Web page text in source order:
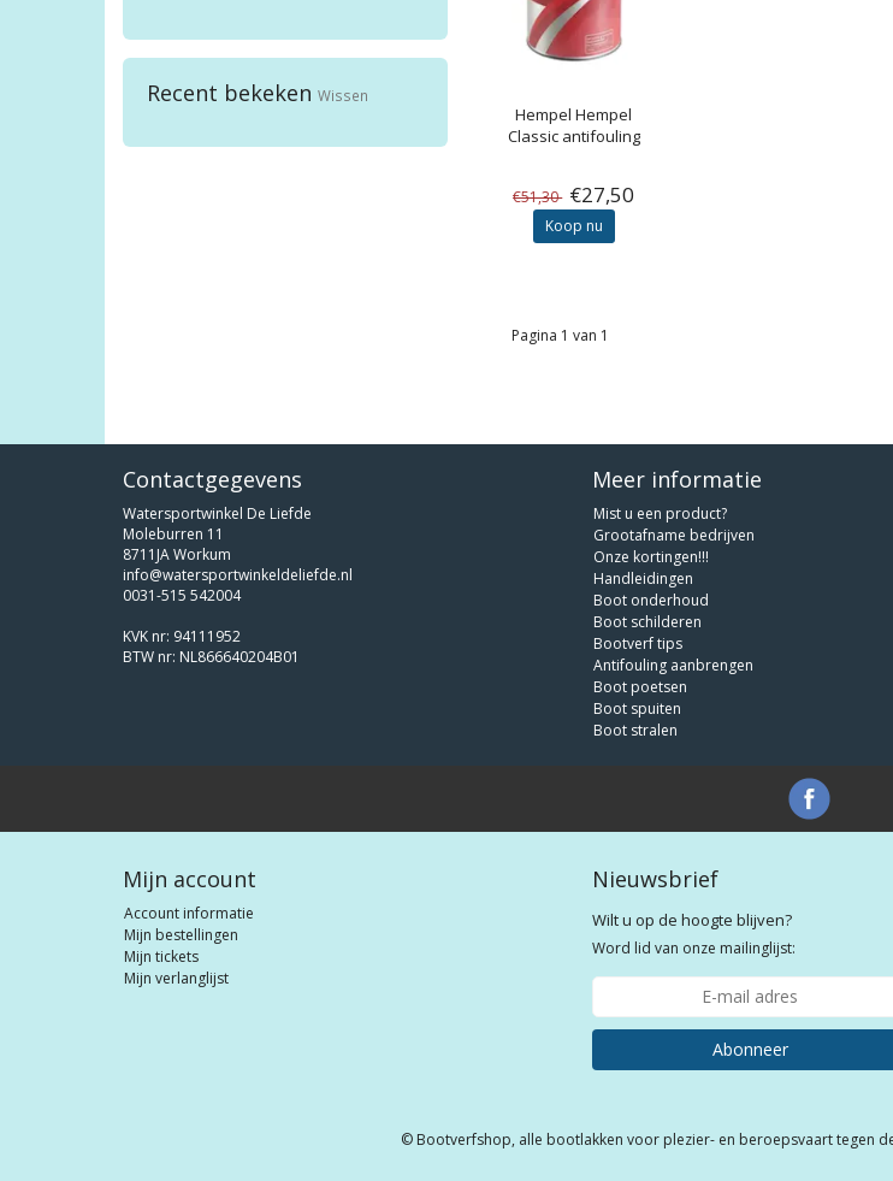
Recent bekeken Wissen
Hempel Hempel
Classic antifouling
€51,30 €27,50
Koop nu
Pagina 1 van 1
Contactgegevens
Watersportwinkel De Liefde
Moleburren 11
8711JA Workum
info@watersportwinkeldeliefde.nl
0031-515 542004
KVK nr: 94111952
BTW nr: NL866640204B01
Meer informatie
Mist u een product?
Grootafname bedrijven
Onze kortingen!!!
Handleidingen
Boot onderhoud
Boot schilderen
Bootverf tips
Antifouling aanbrengen
Boot poetsen
Boot spuiten
Boot stralen
Mijn account
Account informatie
Mijn bestellingen
Mijn tickets
Mijn verlanglijst
Nieuwsbrief
Wilt u op de hoogte blijven?
Word lid van onze mailinglijst:
Abonneer
© Bootverfshop, alle bootlakken voor plezier- en beroepsvaart tegen